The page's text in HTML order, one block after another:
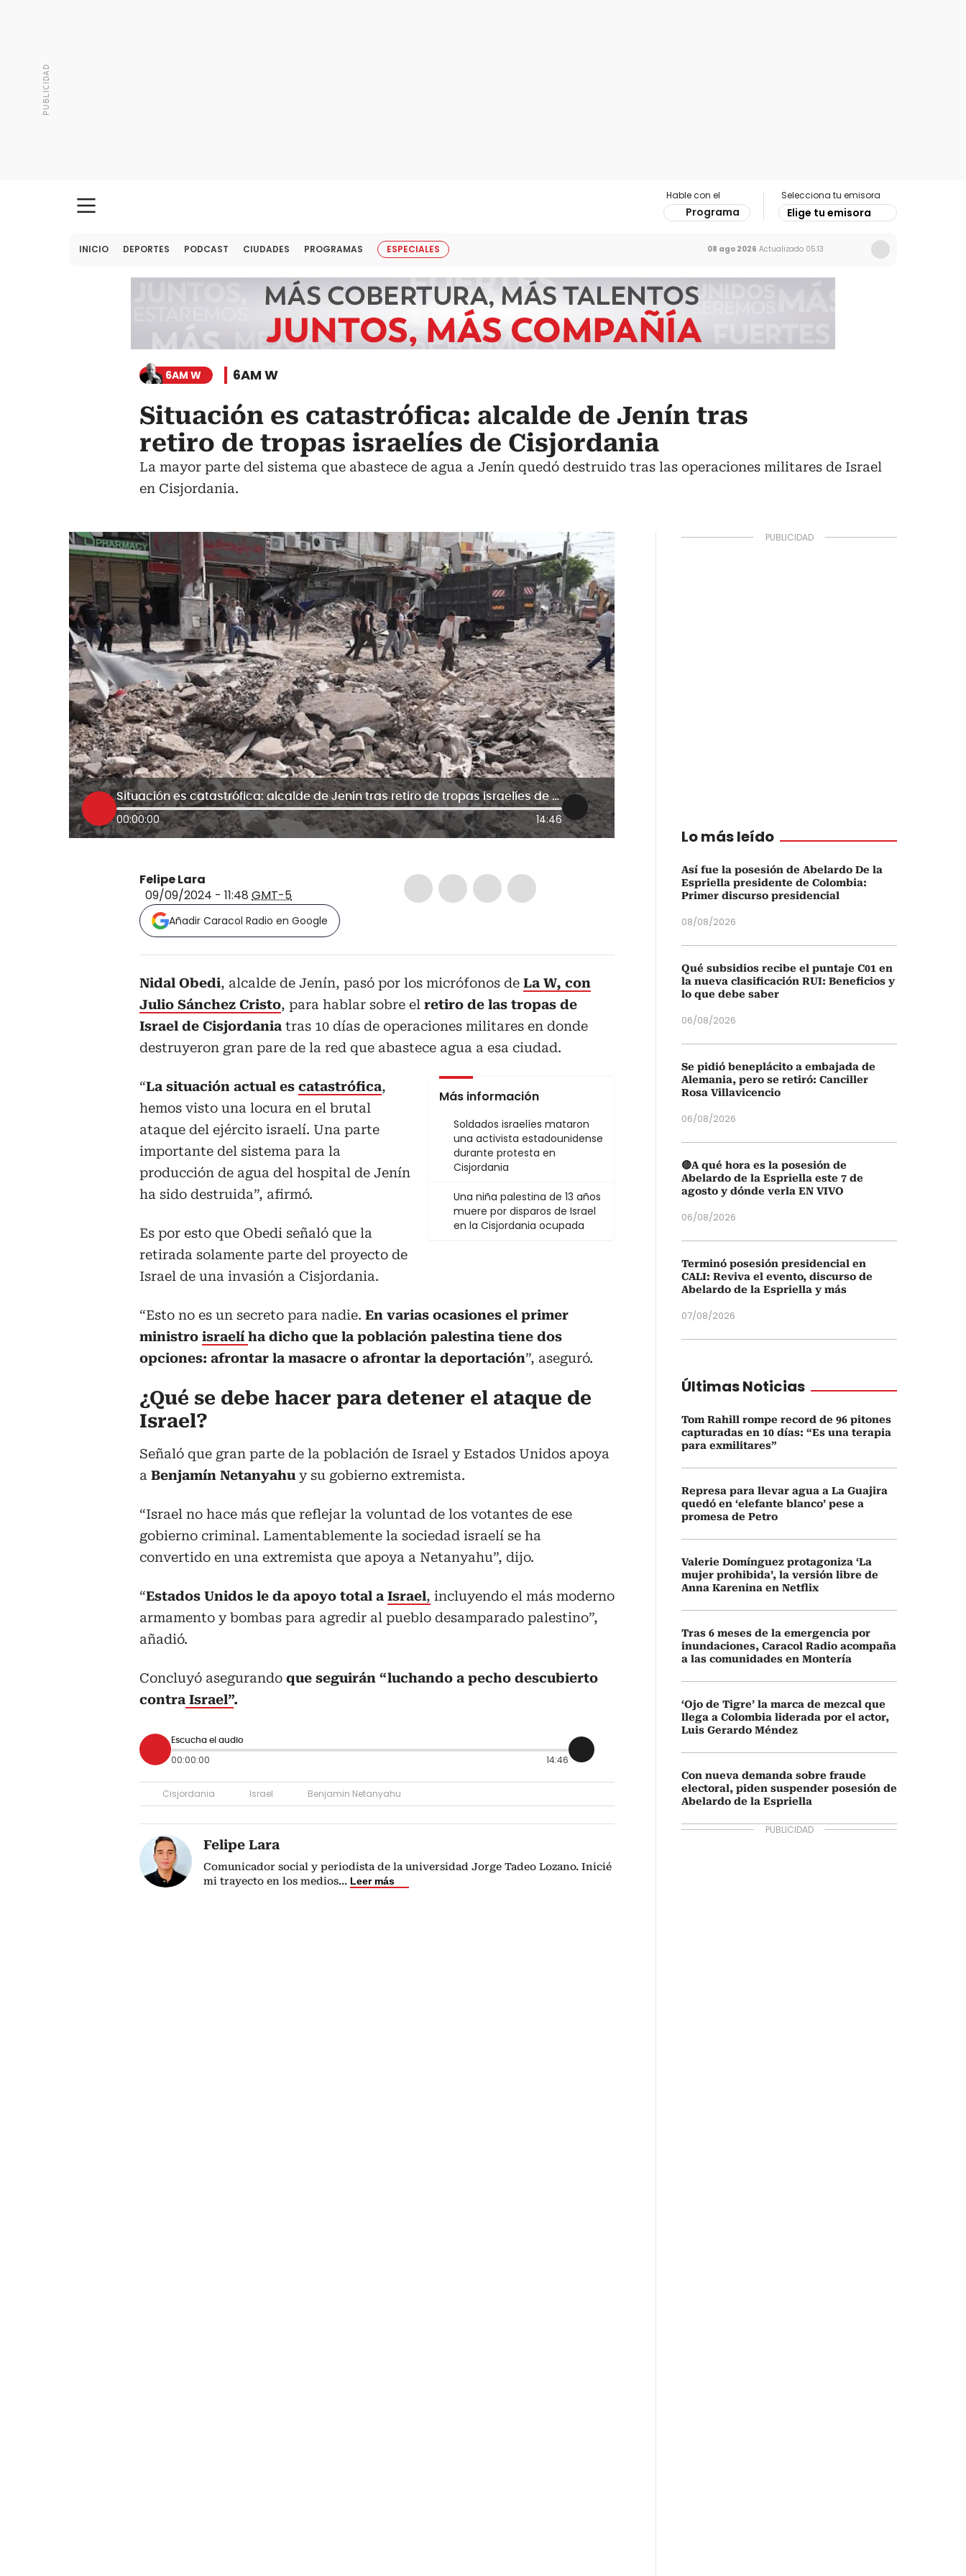
Hable con el
Programa
Selecciona tu emisora
Elige tu emisora
INICIO DEPORTES PODCAST CIUDADES PROGRAMAS ESPECIALES 08 ago 2026 Actualizado 05:13
6AM W 6AM W
Situación es catastrófica: alcalde de Jenín tras
retiro de tropas israelíes de Cisjordania
La mayor parte del sistema que abastece de agua a Jenín quedó destruido tras las operaciones militares de Israel
en Cisjordania.
Situación es catastrófica: alcalde de Jenín tras retiro de tropas israelíes de Cisjordania
00:00:00 14:46
Felipe Lara
09/09/2024 - 11:48 GMT-5
Añadir Caracol Radio en Google
Nidal Obedi, alcalde de Jenín, pasó por los micrófonos de La W, con
Julio Sánchez Cristo, para hablar sobre el retiro de las tropas de
Israel de Cisjordania tras 10 días de operaciones militares en donde
destruyeron gran pare de la red que abastece agua a esa ciudad.
Más información
Soldados israelíes mataron
una activista estadounidense
durante protesta en
Cisjordania
Una niña palestina de 13 años
muere por disparos de Israel
en la Cisjordania ocupada
“La situación actual es catastrófica,
hemos visto una locura en el brutal
ataque del ejército israelí. Una parte
importante del sistema para la
producción de agua del hospital de Jenín
ha sido destruida”, afirmó.
Es por esto que Obedi señaló que la
retirada solamente parte del proyecto de
Israel de una invasión a Cisjordania.
“Esto no es un secreto para nadie. En varias ocasiones el primer
ministro israelí ha dicho que la población palestina tiene dos
opciones: afrontar la masacre o afrontar la deportación”, aseguró.
¿Qué se debe hacer para detener el ataque de
Israel?
Señaló que gran parte de la población de Israel y Estados Unidos apoya
a Benjamín Netanyahu y su gobierno extremista.
“Israel no hace más que reflejar la voluntad de los votantes de ese
gobierno criminal. Lamentablemente la sociedad israelí se ha
convertido en una extremista que apoya a Netanyahu”, dijo.
“Estados Unidos le da apoyo total a Israel, incluyendo el más moderno
armamento y bombas para agredir al pueblo desamparado palestino”,
añadió.
Concluyó asegurando que seguirán “luchando a pecho descubierto
contra Israel”.
Escucha el audio
00:00:00 14:46
Cisjordania Israel Benjamin Netanyahu
Felipe Lara
Comunicador social y periodista de la universidad Jorge Tadeo Lozano. Inicié
mi trayecto en los medios... Leer más
Lo más leído
Así fue la posesión de Abelardo De la
Espriella presidente de Colombia:
Primer discurso presidencial
08/08/2026
Qué subsidios recibe el puntaje C01 en
la nueva clasificación RUI: Beneficios y
lo que debe saber
06/08/2026
Se pidió beneplácito a embajada de
Alemania, pero se retiró: Canciller
Rosa Villavicencio
06/08/2026
🔴A qué hora es la posesión de
Abelardo de la Espriella este 7 de
agosto y dónde verla EN VIVO
06/08/2026
Terminó posesión presidencial en
CALI: Reviva el evento, discurso de
Abelardo de la Espriella y más
07/08/2026
Últimas Noticias
Tom Rahill rompe record de 96 pitones
capturadas en 10 días: “Es una terapia
para exmilitares”
Represa para llevar agua a La Guajira
quedó en ‘elefante blanco’ pese a
promesa de Petro
Valerie Domínguez protagoniza ‘La
mujer prohibida’, la versión libre de
Anna Karenina en Netflix
Tras 6 meses de la emergencia por
inundaciones, Caracol Radio acompaña
a las comunidades en Montería
‘Ojo de Tigre’ la marca de mezcal que
llega a Colombia liderada por el actor,
Luis Gerardo Méndez
Con nueva demanda sobre fraude
electoral, piden suspender posesión de
Abelardo de la Espriella